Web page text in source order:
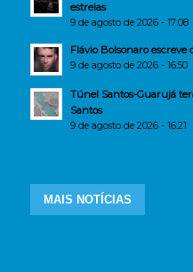
estreias
9 de agosto de 2026 - 17:08
Flávio Bolsonaro escreve
9 de agosto de 2026 - 16:50
Túnel Santos-Guarujá
Santos
9 de agosto de 2026 - 16:21
MAIS NOTÍCIAS